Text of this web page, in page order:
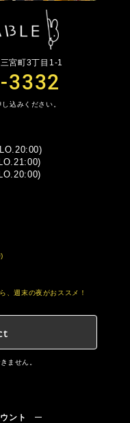
宮町3丁目1-1
3332
込みください。
、週末の夜がおススメ！
ません。
ント